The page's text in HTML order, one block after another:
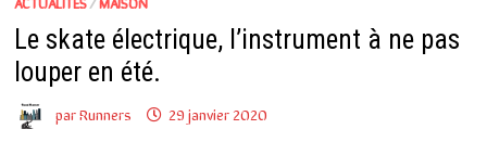
Le skate électrique, l’instrument à ne pas
louper en été.
parRunners 29 janvier 2020